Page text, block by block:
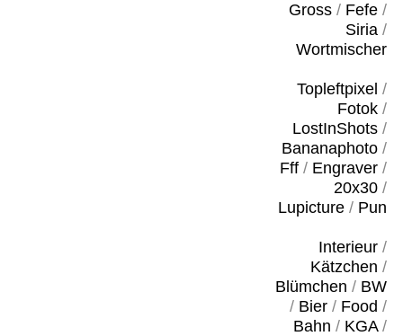
Gross/ Fefe/
Siria/
Wortmischer
Topleftpixel /
Fotok/
LostInShots/
Bananaphoto/
Fff/ Engraver/
20x30/
Lupicture/ Pun
Interieur/
Kätzchen /
Blümchen / BW
/ Bier/ Food /
Bahn / KGA/